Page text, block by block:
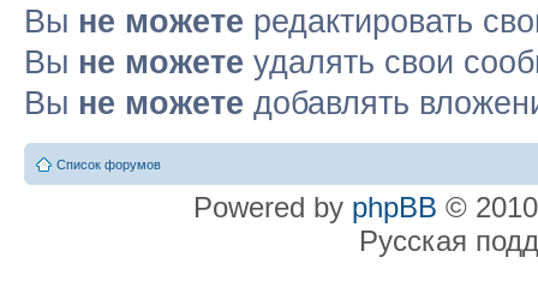
Вы не можете редактировать
Вы не можете удалять свои
Вы не можете добавлять
Список форумов
Powered by phpBB ©
Русская